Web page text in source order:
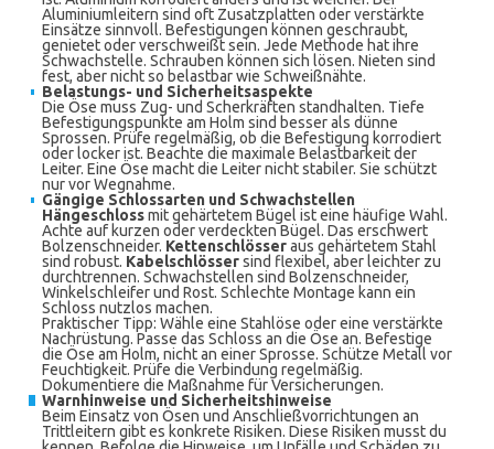
Aluminiumleitern sind oft Zusatzplatten oder verstärkte
Einsätze sinnvoll. Befestigungen können geschraubt,
genietet oder verschweißt sein. Jede Methode hat ihre
Schwachstelle. Schrauben können sich lösen. Nieten sind
fest, aber nicht so belastbar wie Schweißnähte.
Belastungs- und Sicherheitsaspekte
Die Öse muss Zug- und Scherkräften standhalten. Tiefe
Befestigungspunkte am Holm sind besser als dünne
Sprossen. Prüfe regelmäßig, ob die Befestigung korrodiert
oder locker ist. Beachte die maximale Belastbarkeit der
Leiter. Eine Öse macht die Leiter nicht stabiler. Sie schützt
nur vor Wegnahme.
Gängige Schlossarten und Schwachstellen
Hängeschlossmit gehärtetem Bügel ist eine häufige Wahl.
Achte auf kurzen oder verdeckten Bügel. Das erschwert
Bolzenschneider. Kettenschlösseraus gehärtetem Stahl
sind robust. Kabelschlössersind flexibel, aber leichter zu
durchtrennen. Schwachstellen sind Bolzenschneider,
Winkelschleifer und Rost. Schlechte Montage kann ein
Schloss nutzlos machen.
Praktischer Tipp: Wähle eine Stahlöse oder eine verstärkte
Nachrüstung. Passe das Schloss an die Öse an. Befestige
die Öse am Holm, nicht an einer Sprosse. Schütze Metall vor
Feuchtigkeit. Prüfe die Verbindung regelmäßig.
Dokumentiere die Maßnahme für Versicherungen.
Warnhinweise und Sicherheitshinweise
Beim Einsatz von Ösen und Anschließvorrichtungen an
Trittleitern gibt es konkrete Risiken. Diese Risiken musst du